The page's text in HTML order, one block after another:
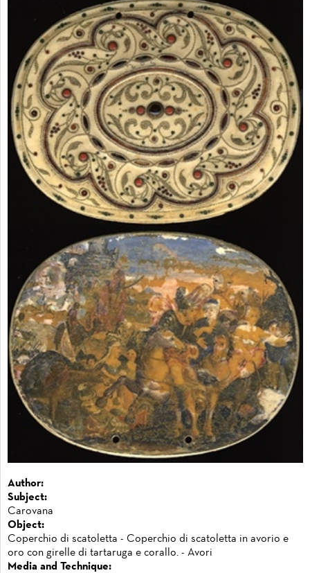
Author:
Subject:
Carovana
Object:
Coperchio di scatoletta - Coperchio di scatoletta in avorio e
oro con girelle di tartaruga e corallo. - Avori
Media and Technique: